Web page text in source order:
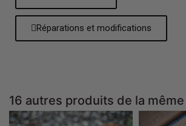
Réparations et modifications
16 autres produits de la